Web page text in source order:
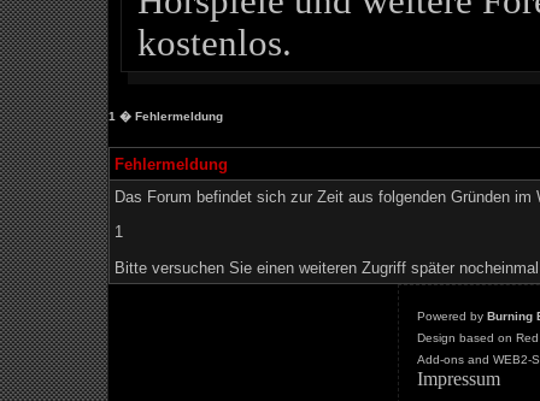
kostenlos.
1 � Fehlermeldung
Fehlermeldung
Das Forum befindet sich zur Zeit aus folgenden Gründen im
1
Bitte versuchen Sie einen weiteren Zugriff später
Powered by Burning
Design based on
Add-ons and WEB2-
Impressum